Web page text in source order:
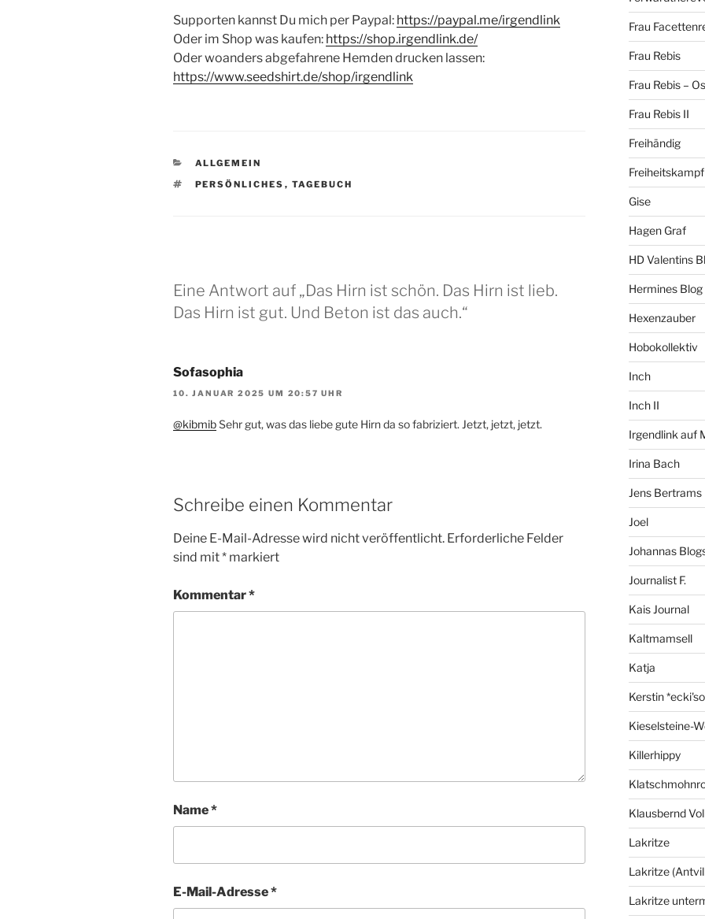
Supporten kannst Du mich per Paypal: https://paypal.me/irgendlink
Oder im Shop was kaufen: https://shop.irgendlink.de/
Oder woanders abgefahrene Hemden drucken lassen:
https://www.seedshirt.de/shop/irgendlink
KATEGORIEN
ALLGEMEIN
SCHLAGWÖRTER
PERSÖNLICHES , TAGEBUCH
Eine Antwort auf „Das Hirn ist schön. Das Hirn ist lieb.
Das Hirn ist gut. Und Beton ist das auch.“
Sofasophia
10. JANUAR 2025 UM 20:57 UHR
@kibmibSehr gut, was das liebe gute Hirn da so fabriziert. Jetzt, jetzt, jetzt.
Schreibe einen Kommentar
Deine E-Mail-Adresse wird nicht veröffentlicht. Erforderliche Felder
sind mit* markiert
Kommentar*
Name*
E-Mail-Adresse*
Frau
Frau Rebis
Frau Rebis –
Frau Rebis II
Freihändig
Freiheitskampf
Gise
Hagen Graf
HD Valentins
Hermines Blog
Hexenzauber
Hobokollektiv
Inch
Inch II
Irgendlink auf
Irina Bach
Jens Bertrams
Joel
Johannas
Journalist F.
Kais Journal
Kaltmamsell
Katja
Kerstin
Kieselsteine-
Killerhippy
Klausbernd
Lakritze
Lakritze
Lakritze